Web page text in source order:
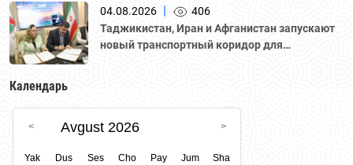
Национальной палатой предпринимателей
Казахстана "Атамекен."
04.08.2026
406
Таджикистан, Иран и Афганистан запускают
новый транспортный коридор для
Календарь
Avgust 2026
Yak Dus Ses Cho Pay Jum Sha